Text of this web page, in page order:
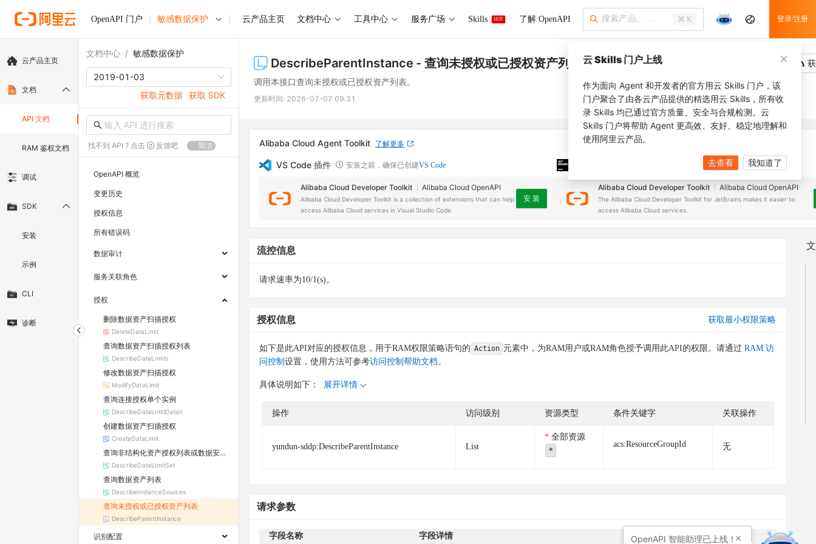
OpenAPI 门户 敏感数据保护 云产品主页 文档中心 工具中心 服务广场 Skills HOT 了解 OpenAPI ⌘ K 登录/注册
云产品主页
文档
API 文档
RAM 鉴权文档
调试
SDK
安装
示例
CLI
诊断
文档中心 / 敏感数据保护
2019-01-03
获取元数据 获取 SDK
找不到 API ? 点击 反馈吧 简洁
OpenAPI 概览
变更历史
授权信息
所有错误码
数据审计
服务关联角色
授权
删除数据资产扫描授权
DeleteDataLimit
查询数据资产扫描授权列表
DescribeDataLimits
修改数据资产扫描授权
ModifyDataLimit
查询连接授权单个实例
DescribeDataLimitDetail
创建数据资产扫描授权
CreateDataLimit
查询非结构化资产授权列表或数据安全中心支持的地域列表
DescribeDataLimitSet
查询数据资产列表
DescribeInstanceSources
查询未授权或已授权资产列表
DescribeParentInstance
识别配置
DescribeParentInstance - 查询未授权或已授权资产列表
调用本接口查询未授权或已授权资产列表。
更新时间: 2026-07-07 09:31
Alibaba Cloud Agent Toolkit 了解更多
VS Code 插件 安装之前，确保已创建VS Code
Alibaba Cloud Developer Toolkit Alibaba Cloud OpenAPI
Alibaba Cloud Developer Toolkit is a collection of extensions that can help
access Alibaba Cloud services in Visual Studio Code.
安 装
安装之前，确保已创建JetBrains IDE
Alibaba Cloud Developer Toolkit Alibaba Cloud OpenAPI
The Alibaba Cloud Developer Toolkit for JetBrains makes it easier to
access Alibaba Cloud services.
流控信息
请求速率为10/1(s)。
授权信息 获取最小权限策略
如下是此API对应的授权信息，用于RAM权限策略语句的 Action 元素中，为RAM用户或RAM角色授予调用此API的权限。请通过 RAM 访
问控制 设置，使用方法可参考访问控制帮助文档。
具体说明如下： 展开详情
操作 访问级别 资源类型 条件关键字 关联操作
yundun-sddp:DescribeParentInstance List
全部资源
*
acs:ResourceGroupId 无
请求参数
字段名称 字段详情
云 Skills 门户上线
作为面向 Agent 和开发者的官方用云 Skills 门户，该
门户聚合了由各云产品提供的精选用云 Skills，所有收
录 Skills 均已通过官方质量、安全与合规检测。云
Skills 门户将帮助 Agent 更高效、友好、稳定地理解和
使用阿里云产品。
去查看 我知道了
OpenAPI 智能助理已上线！